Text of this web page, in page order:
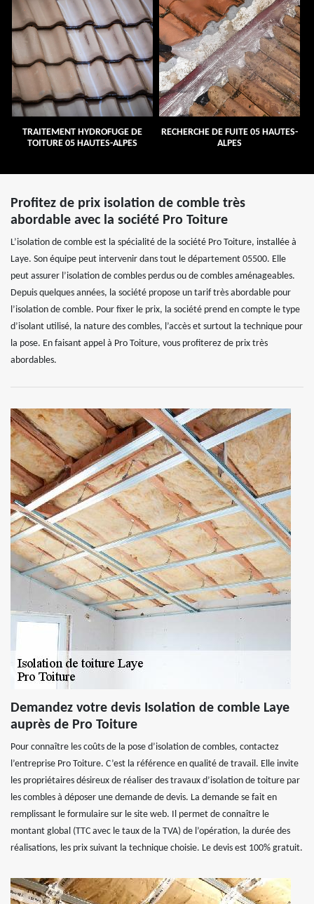
TRAITEMENT HYDROFUGE DE
TOITURE 05 HAUTES-ALPES
RECHERCHE DE FUITE 05 HAUTES-
ALPES
Profitez de prix isolation de comble très
abordable avec la société Pro Toiture
L’isolation de comble est la spécialité de la société Pro Toiture, installée à
Laye. Son équipe peut intervenir dans tout le département 05500. Elle
peut assurer l’isolation de combles perdus ou de combles aménageables.
Depuis quelques années, la société propose un tarif très abordable pour
l’isolation de comble. Pour fixer le prix, la société prend en compte le type
d’isolant utilisé, la nature des combles, l’accès et surtout la technique pour
la pose. En faisant appel à Pro Toiture, vous profiterez de prix très
abordables.
Demandez votre devis Isolation de comble Laye
auprès de Pro Toiture
Pour connaître les coûts de la pose d’isolation de combles, contactez
l’entreprise Pro Toiture. C’est la référence en qualité de travail. Elle invite
les propriétaires désireux de réaliser des travaux d’isolation de toiture par
les combles à déposer une demande de devis. La demande se fait en
remplissant le formulaire sur le site web. Il permet de connaître le
montant global (TTC avec le taux de la TVA) de l’opération, la durée des
réalisations, les prix suivant la technique choisie. Le devis est 100% gratuit.